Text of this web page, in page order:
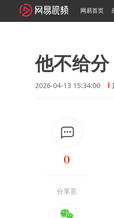
网易首页
他不给
2026-04-13 15:34:00
0
分享至